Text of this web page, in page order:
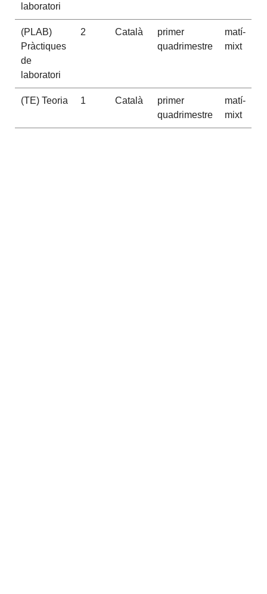
laboratori
(PLAB)
Pràctiques
de
laboratori
2 Català
primer
quadrimestre
matí-
mixt
(TE) Teoria 1 Català
primer
quadrimestre
matí-
mixt